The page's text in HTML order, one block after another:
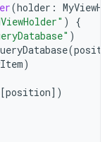
(holder :
)
{
)
(
)
[position] )